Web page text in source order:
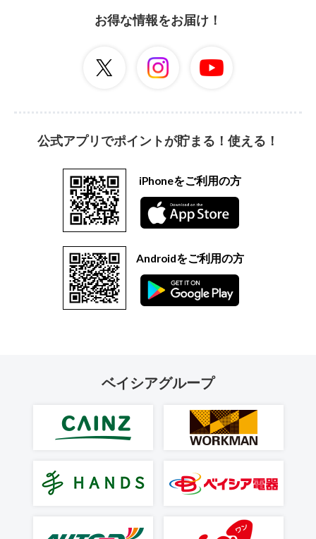
お得な情報をお届け！
公式アプリでポイントが貯まる！使える！
iPhoneをご利用の方
Androidをご利用の方
ベイシアグループ